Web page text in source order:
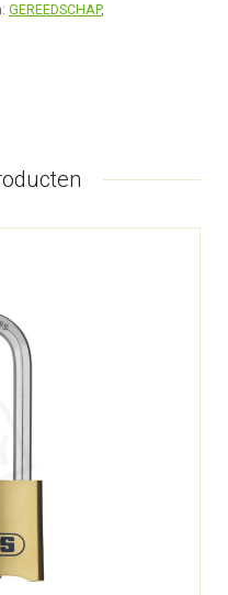
GEREEDSCHAP,